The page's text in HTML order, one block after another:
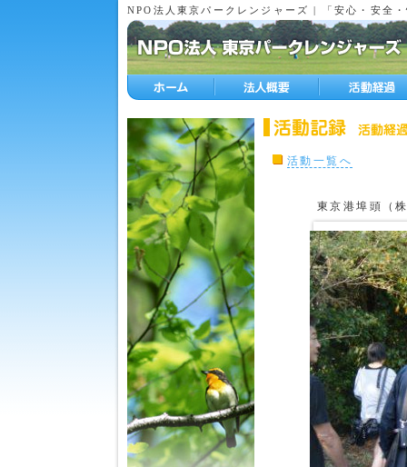
NPO法人東京パークレンジャーズ | 「安心・安全
活動一覧へ
東京港埠頭（